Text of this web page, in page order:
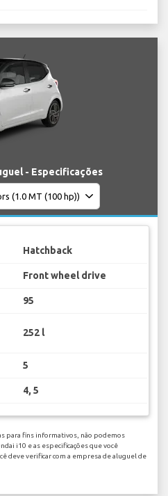
- Especificações
Hatchback
Front wheel drive
95
252 l
5
4, 5
para fins informativos, não podemos
i10 e as especificações que você
deve verificar com a empresa de aluguel de